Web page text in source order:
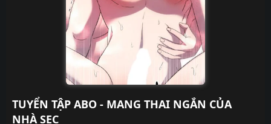
TUYỂN TẬP ABO - MANG THAI NGẮN CỦA
NHÀ SẸC